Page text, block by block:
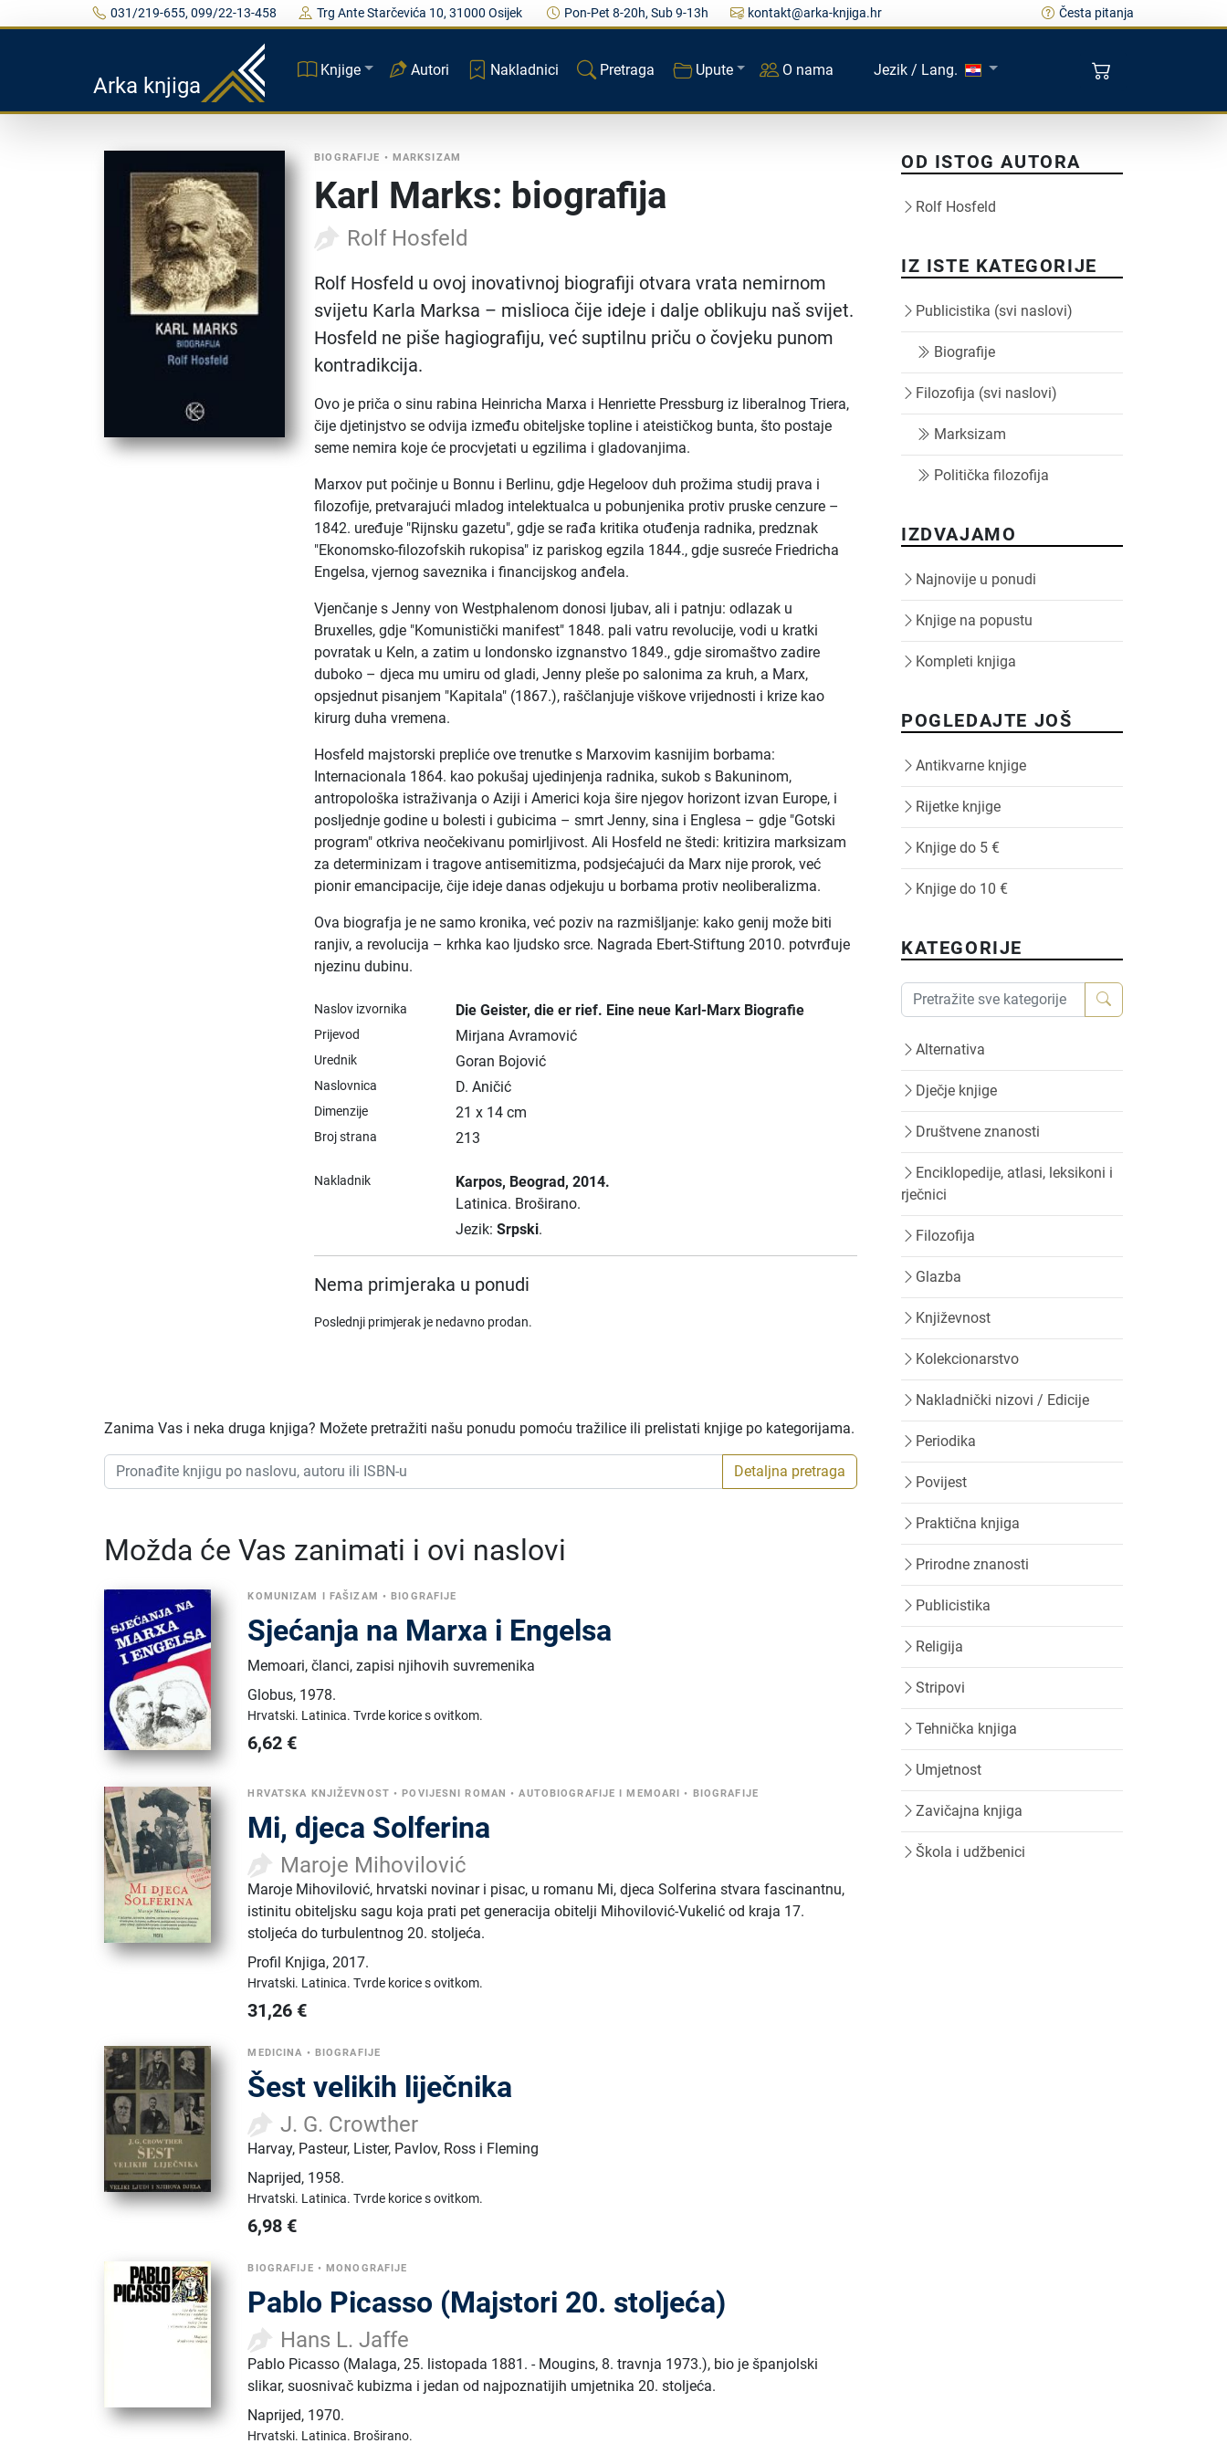
031/219-655, 099/22-13-458 Trg Ante Starčevića 10, 31000 Osijek Pon-Pet 8-20h, Sub 9-13h kontakt@arka-knjiga.hr Česta pitanja
Arka knjiga
Knjige Autori Nakladnici Pretraga Upute O nama Jezik / Lang.
BIOGRAFIJE • MARKSIZAM
Karl Marks: biografija
Rolf Hosfeld
Rolf Hosfeld u ovoj inovativnoj biografiji otvara vrata nemirnom
svijetu Karla Marksa – mislioca čije ideje i dalje oblikuju naš svijet.
Hosfeld ne piše hagiografiju, već suptilnu priču o čovjeku punom
kontradikcija.
Ovo je priča o sinu rabina Heinricha Marxa i Henriette Pressburg iz liberalnog Triera,
čije djetinjstvo se odvija između obiteljske topline i ateističkog bunta, što postaje
seme nemira koje će procvjetati u egzilima i gladovanjima.
Marxov put počinje u Bonnu i Berlinu, gdje Hegeloov duh prožima studij prava i
filozofije, pretvarajući mladog intelektualca u pobunjenika protiv pruske cenzure –
1842. uređuje "Rijnsku gazetu", gdje se rađa kritika otuđenja radnika, predznak
"Ekonomsko-filozofskih rukopisa" iz pariskog egzila 1844., gdje susreće Friedricha
Engelsa, vjernog saveznika i financijskog anđela.
Vjenčanje s Jenny von Westphalenom donosi ljubav, ali i patnju: odlazak u
Bruxelles, gdje "Komunistički manifest" 1848. pali vatru revolucije, vodi u kratki
povratak u Keln, a zatim u londonsko izgnanstvo 1849., gdje siromaštvo zadire
duboko – djeca mu umiru od gladi, Jenny pleše po salonima za kruh, a Marx,
opsjednut pisanjem "Kapitala" (1867.), raščlanjuje viškove vrijednosti i krize kao
kirurg duha vremena.
Hosfeld majstorski prepliće ove trenutke s Marxovim kasnijim borbama:
Internacionala 1864. kao pokušaj ujedinjenja radnika, sukob s Bakuninom,
antropološka istraživanja o Aziji i Americi koja šire njegov horizont izvan Europe, i
posljednje godine u bolesti i gubicima – smrt Jenny, sina i Englesa – gdje "Gotski
program" otkriva neočekivanu pomirljivost. Ali Hosfeld ne štedi: kritizira marksizam
za determinizam i tragove antisemitizma, podsjećajući da Marx nije prorok, već
pionir emancipacije, čije ideje danas odjekuju u borbama protiv neoliberalizma.
Ova biografja je ne samo kronika, već poziv na razmišljanje: kako genij može biti
ranjiv, a revolucija – krhka kao ljudsko srce. Nagrada Ebert-Stiftung 2010. potvrđuje
njezinu dubinu.
Naslov izvornika Die Geister, die er rief. Eine neue Karl-Marx Biografie
Prijevod Mirjana Avramović
Urednik Goran Bojović
Naslovnica D. Aničić
Dimenzije 21 x 14 cm
Broj strana 213
Nakladnik Karpos, Beograd, 2014.
Latinica. Broširano.
Jezik: Srpski.
Nema primjeraka u ponudi
Poslednji primjerak je nedavno prodan.
Zanima Vas i neka druga knjiga? Možete pretražiti našu ponudu pomoću tražilice ili prelistati knjige po kategorijama.
Detaljna pretraga
Možda će Vas zanimati i ovi naslovi
KOMUNIZAM I FAŠIZAM •BIOGRAFIJE
Sjećanja na Marxa i Engelsa
Memoari, članci, zapisi njihovih suvremenika
Globus, 1978.
Hrvatski. Latinica.Tvrde korice s ovitkom.
6,62 €
HRVATSKA KNJIŽEVNOST • POVIJESNI ROMAN •AUTOBIOGRAFIJE I MEMOARI • BIOGRAFIJE
Mi, djeca Solferina
Maroje Mihovilović
Maroje Mihovilović, hrvatski novinar i pisac, u romanu Mi, djeca Solferina stvara fascinantnu,
istinitu obiteljsku sagu koja prati pet generacija obitelji Mihovilović-Vukelić od kraja 17.
stoljeća do turbulentnog 20. stoljeća.
Profil Knjiga,2017.
Hrvatski. Latinica.Tvrde korice s ovitkom.
31,26 €
MEDICINA • BIOGRAFIJE
Šest velikih liječnika
J. G. Crowther
Harvay, Pasteur, Lister, Pavlov, Ross i Fleming
Naprijed, 1958.
Hrvatski. Latinica.Tvrde korice s ovitkom.
6,98 €
BIOGRAFIJE • MONOGRAFIJE
Pablo Picasso (Majstori 20. stoljeća)
Hans L. Jaffe
Pablo Picasso (Malaga, 25. listopada 1881. - Mougins, 8. travnja 1973.), bio je španjolski
slikar, suosnivač kubizma i jedan od najpoznatijih umjetnika 20. stoljeća.
Naprijed, 1970.
Hrvatski. Latinica. Broširano.
OD ISTOG AUTORA
Rolf Hosfeld
IZ ISTE KATEGORIJE
Publicistika (svi naslovi)
Biografije
Filozofija (svi naslovi)
Marksizam
Politička filozofija
IZDVAJAMO
Najnovije u ponudi
Knjige na popustu
Kompleti knjiga
POGLEDAJTE JOŠ
Antikvarne knjige
Rijetke knjige
Knjige do 5 €
Knjige do 10 €
KATEGORIJE
Alternativa
Dječje knjige
Društvene znanosti
Enciklopedije, atlasi, leksikoni i
rječnici
Filozofija
Glazba
Književnost
Kolekcionarstvo
Nakladnički nizovi / Edicije
Periodika
Povijest
Praktična knjiga
Prirodne znanosti
Publicistika
Religija
Stripovi
Tehnička knjiga
Umjetnost
Zavičajna knjiga
Škola i udžbenici